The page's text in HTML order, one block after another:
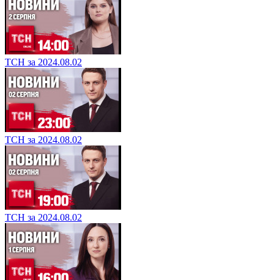
ТСН за 2024.08.02
ТСН за 2024.08.02
ТСН за 2024.08.02